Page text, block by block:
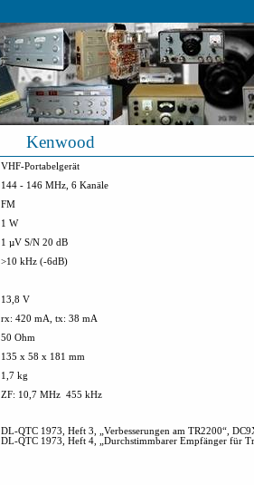
Kenwood
VHF-Portabelgerät
144 - 146 MHz, 6 Kanäle
FM
1 W
1 µV S/N 20 dB
>10 kHz (-6dB)
13,8 V
rx: 420 mA, tx: 38 mA
50 Ohm
135 x 58 x 181 mm
1,7 kg
ZF: 10,7 MHz 455 kHz
DL-QTC 1973, Heft 3, „Verbesserungen am TR2200“,
DL-QTC 1973, Heft 4, „Durchstimmbarer Empfänger für